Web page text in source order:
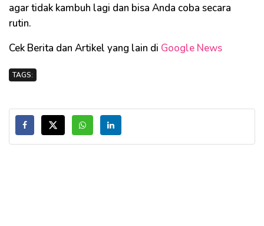
agar tidak kambuh lagi dan bisa Anda coba secara
rutin.
Cek Berita dan Artikel yang lain di Google News
TAGS: